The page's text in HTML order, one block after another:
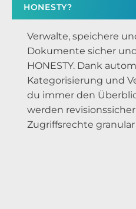
HONESTY?
Verwalte, speichere
Dokumente sicher
HONESTY. Dank
Kategorisierung und
du immer den
werden
Zugriffsrechte